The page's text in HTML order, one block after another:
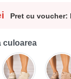
Pret cu voucher:
culoarea